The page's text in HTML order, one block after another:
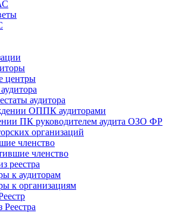
центры
аудитора
ОППК аудиторами
ПК руководителем аудита ОЗО ФР
организаций
членство
членство
реестра
к аудиторам
к организациям